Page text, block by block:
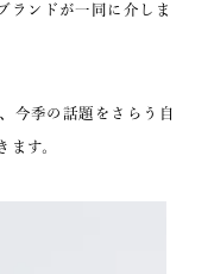
ランドが一同に介しま
今季の話題をさらう自
す。